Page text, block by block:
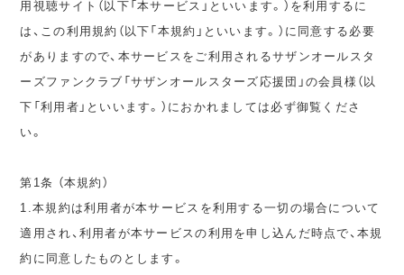
用視聴サイト（以下「本サービス」といいます。）を利用するに
は、この利用規約（以下「本規約」といいます。）に同意する必要
がありますので、本サービスをご利用されるサザンオールスタ
ーズファンクラブ「サザンオールスターズ応援団」の会員様（以
下「利用者」といいます。）におかれましては必ず御覧くださ
い。
第1条 （本規約）
1.本規約は利用者が本サービスを利用する一切の場合について
適用され、利用者が本サービスの利用を申し込んだ時点で、本規
約に同意したものとします。